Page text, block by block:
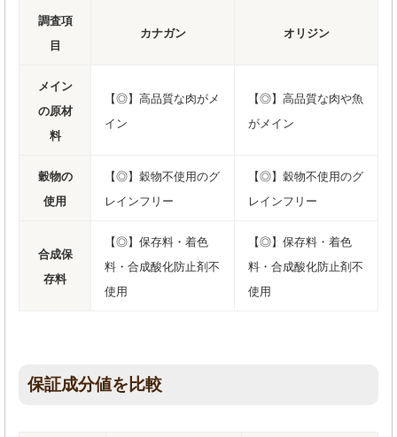
調査項
目
カナガン オリジン
メイン
の原材
料
【◎】高品質な肉がメ
イン
【◎】高品質な肉や魚
がメイン
穀物の
使用
【◎】穀物不使用のグ
レインフリー
【◎】穀物不使用のグ
レインフリー
合成保
存料
【◎】保存料・着色
料・合成酸化防止剤不
使用
【◎】保存料・着色
料・合成酸化防止剤不
使用
保証成分値を比較